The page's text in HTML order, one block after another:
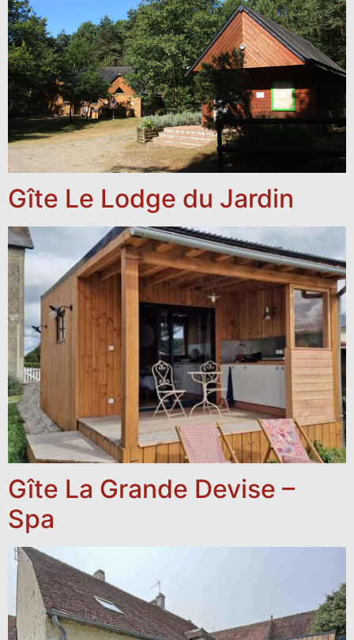
Gîte Le Lodge du Jardin
Gîte La Grande Devise –
Spa